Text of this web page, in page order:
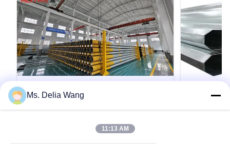
Power Pole Steel for Transmission
Ms. Delia Wang
11:13 AM